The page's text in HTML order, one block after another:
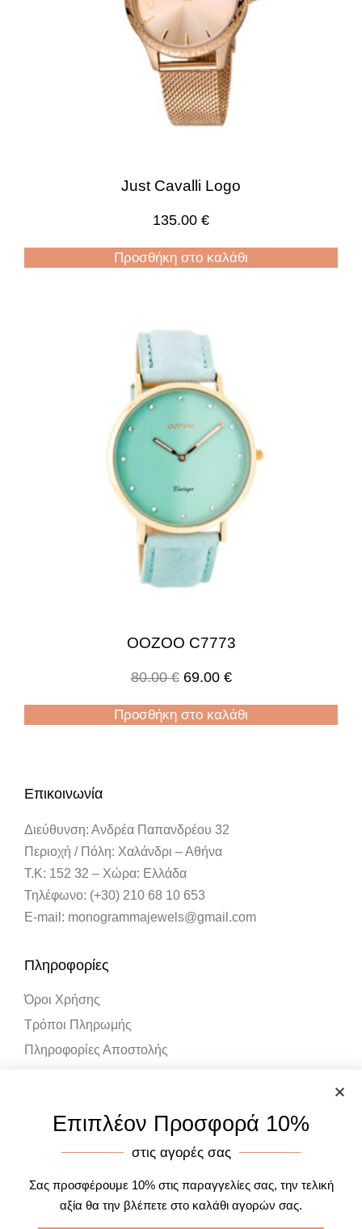
Just Cavalli Logo
135.00 €
Προσθήκη στο καλάθι
OOZOO C7773
80.00€ 69.00 €
Προσθήκη στο καλάθι
Επικοινωνία
Διεύθυνση: Ανδρέα Παπανδρέου 32
Περιοχή / Πόλη: Χαλάνδρι – Αθήνα
Τ.Κ: 152 32 – Χώρα: Ελλάδα
Τηλέφωνο: (+30) 210 68 10 653
E-mail: monogrammajewels@gmail.com
Πληροφορίες
Όροι Χρήσης
Τρόποι Πληρωμής
Πληροφορίες Αποστολής
Ο Λογαριασμός μου
Καλάθι Αγορών
Επιπλέον Προσφορά 10%
στις αγορές σας
Σας προσφέρουμε 10% στις παραγγελίες σας, την τελική
αξία θα την βλέπετε στο καλάθι αγορών σας.